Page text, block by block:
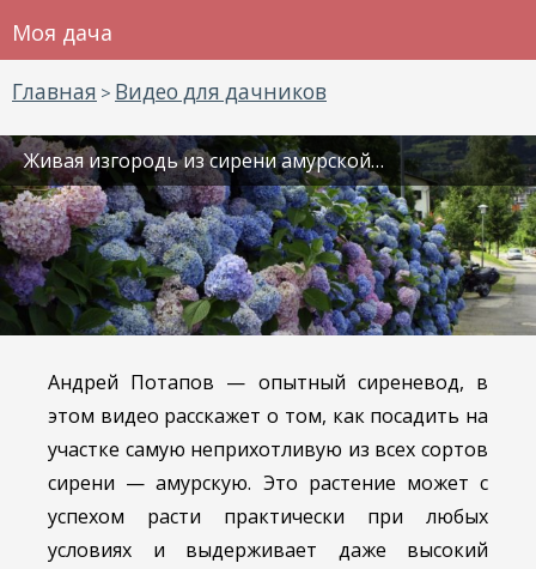
Моя дача
Главная > Видео для дачников
Живая изгородь из сирени амурской…
Андрей Потапов — опытный сиреневод, в
этом видео расскажет о том, как посадить на
участке самую неприхотливую из всех сортов
сирени — амурскую. Это растение может с
успехом расти практически при любых
условиях и выдерживает даже высокий